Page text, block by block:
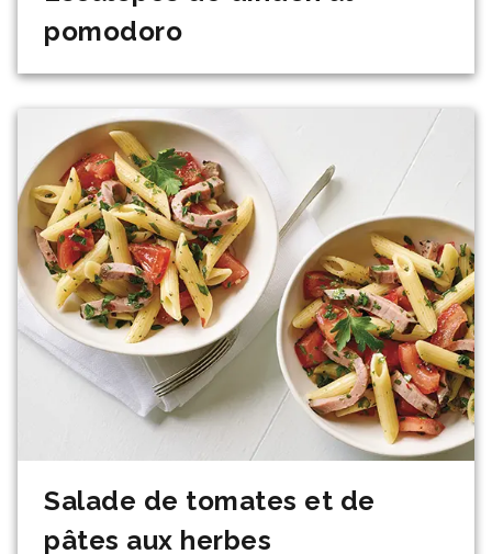
pomodoro
Salade de tomates et de
pâtes aux herbes